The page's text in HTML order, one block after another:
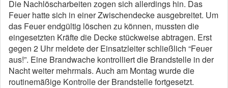
Die Nachlöscharbeiten zogen sich allerdings hin. Das
Feuer hatte sich in einer Zwischendecke ausgebreitet. Um
das Feuer endgültig löschen zu können, mussten die
eingesetzten Kräfte die Decke stückweise abtragen. Erst
gegen 2 Uhr meldete der Einsatzleiter schließlich “Feuer
aus!”. Eine Brandwache kontrolliert die Brandstelle in der
Nacht weiter mehrmals. Auch am Montag wurde die
routinemäßige Kontrolle der Brandstelle fortgesetzt.